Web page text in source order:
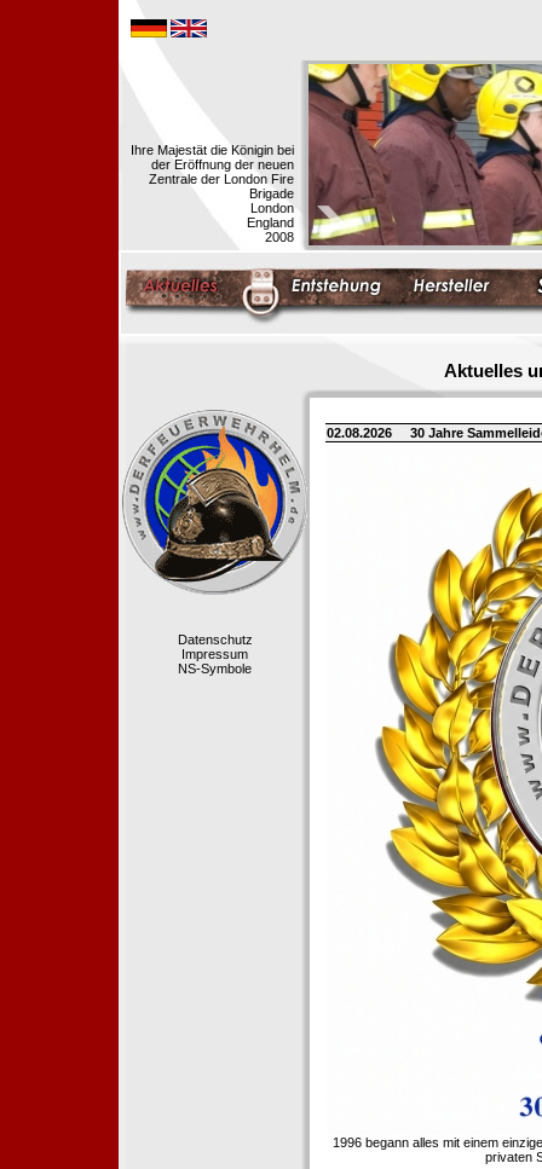
Ihre Majestät die Königin bei
der Eröffnung der neuen
Zentrale der London Fire
Brigade
London
England
2008
Aktuelles
Datenschutz
Impressum
NS-Symbole
02.08.2026 30 Jahre
1996 begann alles mit einem
privaten